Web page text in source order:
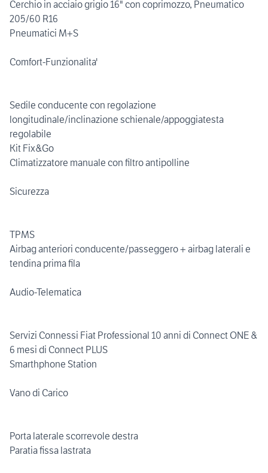
Cerchio in acciaio grigio 16" con coprimozzo, Pneumatico
205/60 R16
Pneumatici M+S
Comfort-Funzionalita'
Sedile conducente con regolazione
longitudinale/inclinazione schienale/appoggiatesta
regolabile
Kit Fix&Go
Climatizzatore manuale con filtro antipolline
Sicurezza
TPMS
Airbag anteriori conducente/passeggero + airbag laterali e
tendina prima fila
Audio-Telematica
Servizi Connessi Fiat Professional 10 anni di Connect ONE &
6 mesi di Connect PLUS
Smarthphone Station
Vano di Carico
Porta laterale scorrevole destra
Paratia fissa lastrata